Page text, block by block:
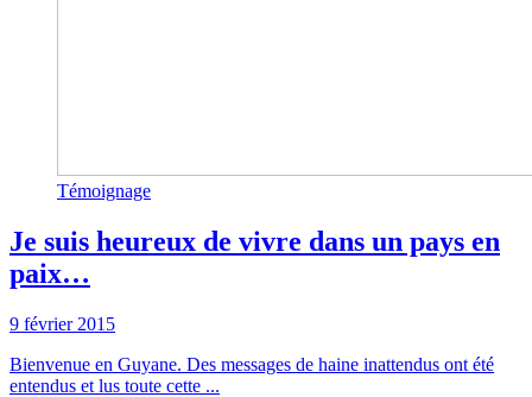
Témoignage
Je suis heureux de vivre dans un pays en
paix…
9 février 2015
Bienvenue en Guyane. Des messages de haine inattendus ont été
entendus et lus toute cette ...